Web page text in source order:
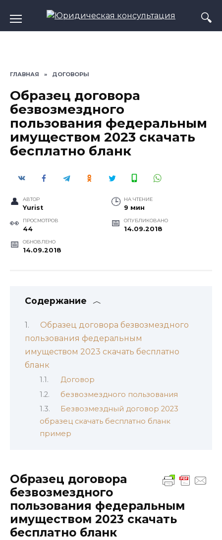
содержанию
ГЛАВНАЯ » ДОГОВОРЫ
Образец договора
безвозмездного
пользования федеральным
имуществом 2023 скачать
бесплатно бланк
АВТОР
Yurist
НА ЧТЕНИЕ
9 мин
ПРОСМОТРОВ
44
ОПУБЛИКОВАНО
14.09.2018
ОБНОВЛЕНО
14.09.2018
Содержание
Образец договора безвозмездного
пользования федеральным
имуществом 2023 скачать бесплатно
бланк
Договор
безвозмездного пользования
Безвозмездный договор 2023
образец скачать бесплатно бланк
пример
Образец договора
безвозмездного
пользования федеральным
имуществом 2023 скачать
бесплатно бланк